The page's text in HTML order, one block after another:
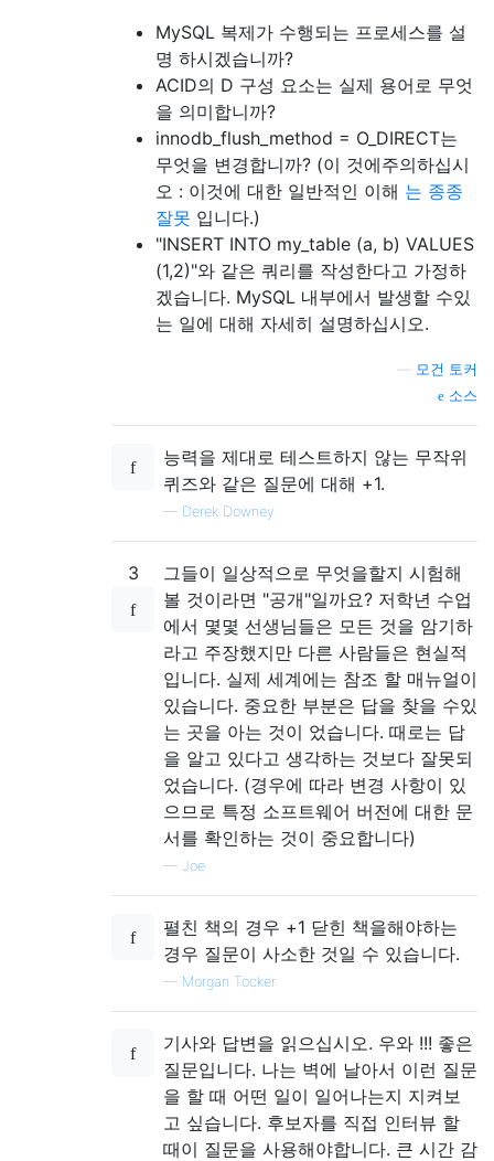
MySQL 복제가 수행되는 프로세스를 설
명 하시겠습니까?
ACID의 D 구성 요소는 실제 용어로 무엇
을 의미합니까?
innodb_flush_method = O_DIRECT는
무엇을 변경합니까? (이 것에주의하십시
오 : 이것에 대한 일반적인 이해 는 종종
잘못 입니다.)
"INSERT INTO my_table (a, b) VALUES
(1,2)"와 같은 쿼리를 작성한다고 가정하
겠습니다. MySQL 내부에서 발생할 수있
는 일에 대해 자세히 설명하십시오.
모건 토커
소스
능력을 제대로 테스트하지 않는 무작위
퀴즈와 같은 질문에 대해 +1.
— Derek Downey
3
그들이 일상적으로 무엇을할지 시험해
볼 것이라면 "공개"일까요? 저학년 수업
에서 몇몇 선생님들은 모든 것을 암기하
라고 주장했지만 다른 사람들은 현실적
입니다. 실제 세계에는 참조 할 매뉴얼이
있습니다. 중요한 부분은 답을 찾을 수있
는 곳을 아는 것이 었습니다. 때로는 답
을 알고 있다고 생각하는 것보다 잘못되
었습니다. (경우에 따라 변경 사항이 있
으므로 특정 소프트웨어 버전에 대한 문
서를 확인하는 것이 중요합니다)
— Joe
펼친 책의 경우 +1 닫힌 책을해야하는
경우 질문이 사소한 것일 수 있습니다.
— Morgan Tocker
기사와 답변을 읽으십시오. 우와 !!! 좋은
질문입니다. 나는 벽에 날아서 이런 질문
을 할 때 어떤 일이 일어나는지 지켜보
고 싶습니다. 후보자를 직접 인터뷰 할
때이 질문을 사용해야합니다. 큰 시간 감